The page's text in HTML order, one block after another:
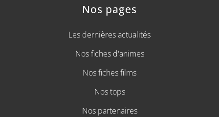
Nos pages
Les dernières actualités
Nos fiches d'animes
Nos fiches films
Nos tops
Nos partenaires